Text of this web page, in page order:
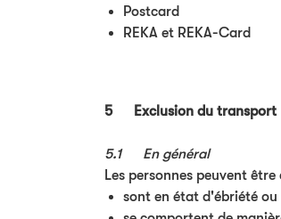
Postcard
REKA et REKA-Card
5 Exclusion du transport
5.1 En général
Les personnes peuvent
sont en état d'ébriété